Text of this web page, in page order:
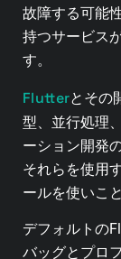
故障する可能
持つサービス
す。
Flutterとその
型、並行処理
ーション開発
それらを使用
ールを使いこ
デフォルトの
バッグとプロ